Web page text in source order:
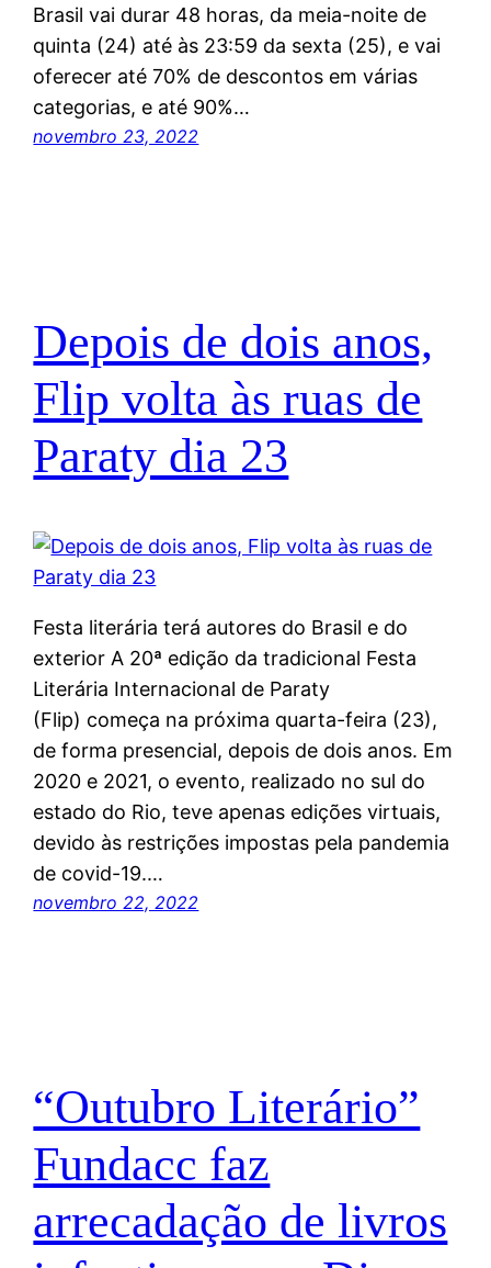
Brasil vai durar 48 horas, da meia-noite de
quinta (24) até às 23:59 da sexta (25), e vai
oferecer até 70% de descontos em várias
categorias, e até 90%…
novembro 23, 2022
Depois de dois anos,
Flip volta às ruas de
Paraty dia 23
Festa literária terá autores do Brasil e do
exterior A 20ª edição da tradicional Festa
Literária Internacional de Paraty
(Flip) começa na próxima quarta-feira (23),
de forma presencial, depois de dois anos. Em
2020 e 2021, o evento, realizado no sul do
estado do Rio, teve apenas edições virtuais,
devido às restrições impostas pela pandemia
de covid-19.…
novembro 22, 2022
“Outubro Literário”
Fundacc faz
arrecadação de livros